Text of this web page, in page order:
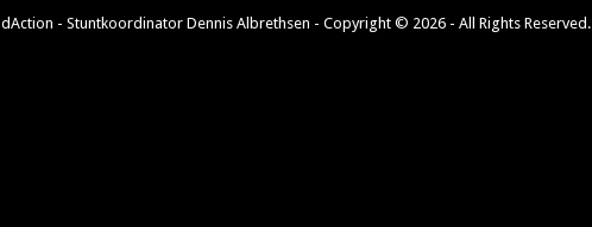
dAction - Stuntkoordinator Dennis Albrethsen - Copyright © 2026 - All Rights Reserved.